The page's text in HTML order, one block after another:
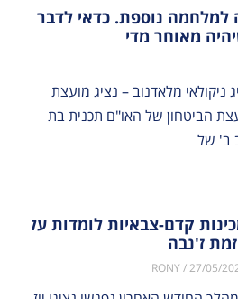
למלחמה נוספת. כדאי לדבר
מאוחר מדי
מלאדנוב – נציג מועצת
הביטחון של האו"ם תכנית בת
קדם-צבאיות לומדות על
ז'נבה
RONY 27/05/